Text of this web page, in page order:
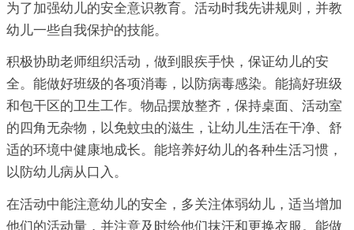
为了加强幼儿的安全意识教育。活动时我先讲规则，并教
幼儿一些自我保护的技能。
积极协助老师组织活动，做到眼疾手快，保证幼儿的安
全。能做好班级的各项消毒，以防病毒感染。能搞好班级
和包干区的卫生工作。物品摆放整齐，保持桌面、活动室
的四角无杂物，以免蚊虫的滋生，让幼儿生活在干净、舒
适的环境中健康地成长。能培养好幼儿的各种生活习惯，
以防幼儿病从口入。
在活动中能注意幼儿的安全，多关注体弱幼儿，适当增加
他们的活动量，并注意及时给他们抹汗和更换衣服。能做